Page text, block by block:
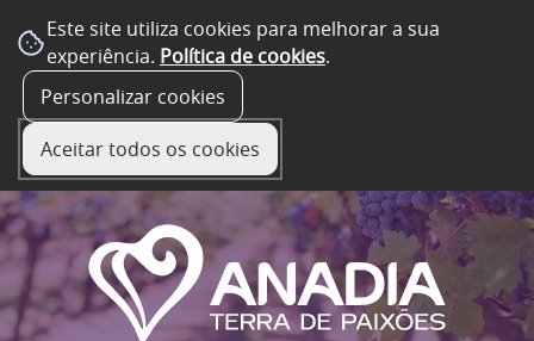
Este site utiliza cookies para melhorar a sua
experiência. Política de cookies.
Personalizar cookies
Aceitar todos os cookies